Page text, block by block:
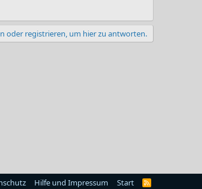
oder registrieren, um hier zu antworten.
Hilfe und Impressum Start
R